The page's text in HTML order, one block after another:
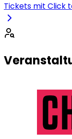
Tickets mit Click